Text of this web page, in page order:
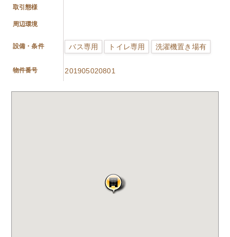
取引態様
周辺環境
設備・条件 バス専用 トイレ専用 洗濯機置き場有
物件番号 201905020801